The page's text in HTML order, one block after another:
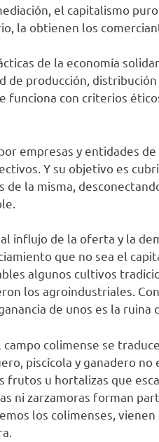
el capitalismo
la obtienen los
de la economía
de producción,
funciona con criterios
empresas y entidades
Y su objetivo es
de la misma,
influjo de la oferta y la
que no sea el
algunos cultivos
los agroindustriales.
de unos es la ruina
colimense se
piscícola y ganadero no
frutos u hortalizas que
ni zarzamoras forman
los colimenses,